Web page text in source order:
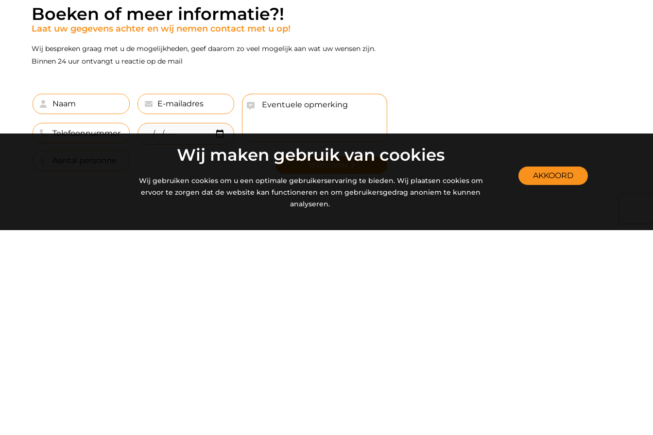
Boeken of meer informatie?!
Laat uw gegevens achter en wij nemen contact met u op!
Wij bespreken graag met u de mogelijkheden, geef daarom zo veel mogelijk aan wat uw wensen zijn.
Binnen 24 uur ontvangt u reactie op de mail
Wij maken gebruik van cookies
Wij gebruiken cookies om u een optimale gebruikerservaring te bieden. Wij plaatsen cookies om
ervoor te zorgen dat de website kan functioneren en om gebruikersgedrag anoniem te kunnen
analyseren.
AKKOORD